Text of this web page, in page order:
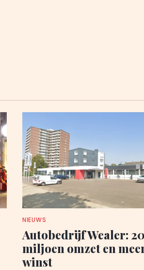
NIEUWS
Autobedrijf Wealer:
miljoen omzet en
winst